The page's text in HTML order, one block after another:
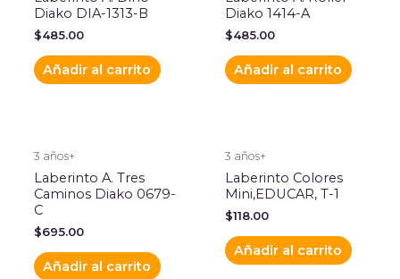
Diako DIA-1313-B
$485.00
Añadir al carrito
Diako 1414-A
$485.00
Añadir al carrito
3 años+
Laberinto A. Tres
Caminos Diako 0679-
C
$695.00
Añadir al carrito
3 años+
Laberinto Colores
Mini,EDUCAR, T-1
$118.00
Añadir al carrito